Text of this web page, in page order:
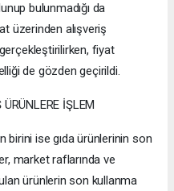
bulunmadığı da
üzerinden alışveriş
fiyat
de gözden geçirildi.
İŞLEM
birini ise gıda ürünlerinin son
market raflarında ve
ürünlerin son kullanma